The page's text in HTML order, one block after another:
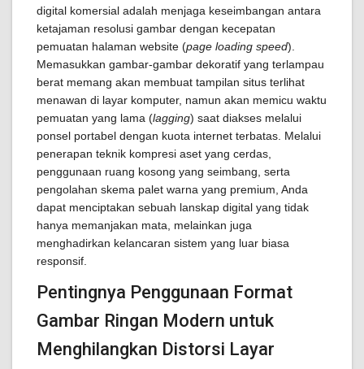
digital komersial adalah menjaga keseimbangan antara
ketajaman resolusi gambar dengan kecepatan
pemuatan halaman website (page loading speed).
Memasukkan gambar-gambar dekoratif yang terlampau
berat memang akan membuat tampilan situs terlihat
menawan di layar komputer, namun akan memicu waktu
pemuatan yang lama (lagging) saat diakses melalui
ponsel portabel dengan kuota internet terbatas. Melalui
penerapan teknik kompresi aset yang cerdas,
penggunaan ruang kosong yang seimbang, serta
pengolahan skema palet warna yang premium, Anda
dapat menciptakan sebuah lanskap digital yang tidak
hanya memanjakan mata, melainkan juga
menghadirkan kelancaran sistem yang luar biasa
responsif.
Pentingnya Penggunaan Format
Gambar Ringan Modern untuk
Menghilangkan Distorsi Layar